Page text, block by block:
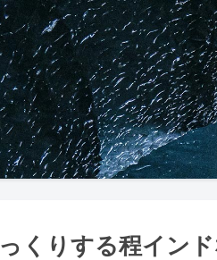
くりする程イン